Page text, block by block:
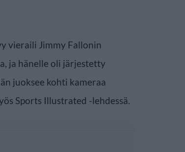
vieraili Jimmy Fallonin
ja hänelle oli järjestetty
juoksee kohti kameraa
Sports Illustrated -lehdessä.